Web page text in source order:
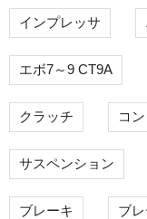
インプレッサ
エボ7～9 CT9A
クラッチ コ
サスペンション
ブレーキ ブ